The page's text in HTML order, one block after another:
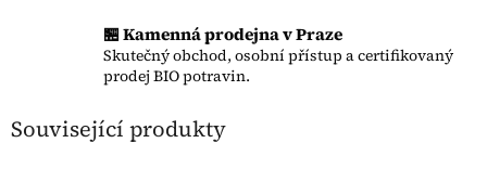
🏪 Kamenná prodejna v Praze
Skutečný obchod, osobní přístup a certifikovaný
prodej BIO potravin.
Související produkty